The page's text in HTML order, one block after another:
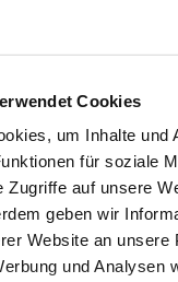
Cookies
um Inhalte und
für soziale
Zugriffe auf unsere
geben wir
Website an unsere
und Analysen
School
In 30 Sekunden das
gesuchte